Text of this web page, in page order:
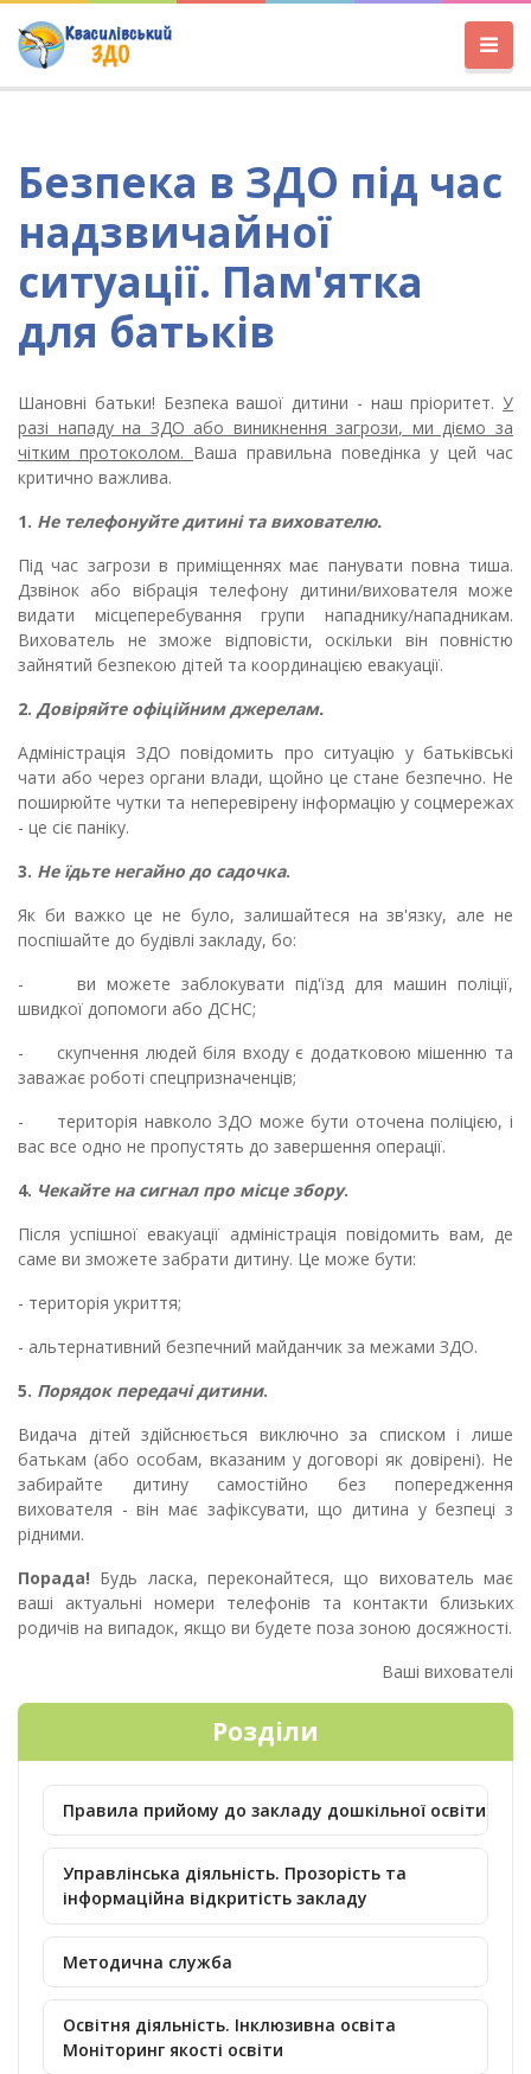
Безпека в ЗДО під час
надзвичайної
ситуації. Пам'ятка
для батьків
Шановні батьки! Безпека вашої дитини - наш пріоритет. У
разі нападу на ЗДО або виникнення загрози, ми діємо за
чітким протоколом. Ваша правильна поведінка у цей час
критично важлива.
1. Не телефонуйте дитині та вихователю.
Під час загрози в приміщеннях має панувати повна тиша.
Дзвінок або вібрація телефону дитини/вихователя може
видати місцеперебування групи нападнику/нападникам.
Вихователь не зможе відповісти, оскільки він повністю
зайнятий безпекою дітей та координацією евакуації.
2. Довіряйте офіційним джерелам.
Адміністрація ЗДО повідомить про ситуацію у батьківські
чати або через органи влади, щойно це стане безпечно. Не
поширюйте чутки та неперевірену інформацію у соцмережах
- це сіє паніку.
3. Не їдьте негайно до садочка.
Як би важко це не було, залишайтеся на зв'язку, але не
поспішайте до будівлі закладу, бо:
- ви можете заблокувати під'їзд для машин поліції,
швидкої допомоги або ДСНС;
- скупчення людей біля входу є додатковою мішенню та
заважає роботі спецпризначенців;
- територія навколо ЗДО може бути оточена поліцією, і
вас все одно не пропустять до завершення операції.
4. Чекайте на сигнал про місце збору.
Після успішної евакуації адміністрація повідомить вам, де
саме ви зможете забрати дитину. Це може бути:
- територія укриття;
- альтернативний безпечний майданчик за межами ЗДО.
5. Порядок передачі дитини.
Видача дітей здійснюється виключно за списком і лише
батькам (або особам, вказаним у договорі як довірені). Не
забирайте дитину самостійно без попередження
вихователя - він має зафіксувати, що дитина у безпеці з
рідними.
Порада! Будь ласка, переконайтеся, що вихователь має
ваші актуальні номери телефонів та контакти близьких
родичів на випадок, якщо ви будете поза зоною досяжності.
Ваші вихователі
Розділи
Правила прийому до закладу дошкільної освіти
Управлінська діяльність. Прозорість та
інформаційна відкритість закладу
Методична служба
Освітня діяльність. Інклюзивна освіта
Моніторинг якості освіти